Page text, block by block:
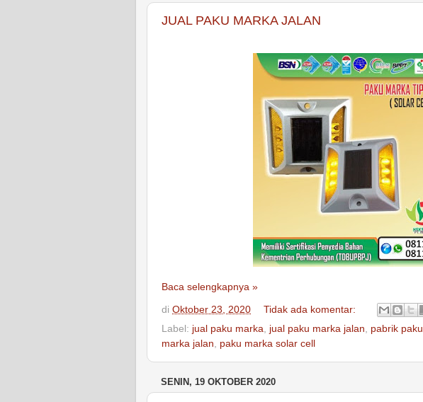
JUAL PAKU MARKA JALAN
Baca selengkapnya »
di Oktober 23, 2020
Tidak ada komentar:
Label: jual paku marka, jual paku marka jalan, pabrik
marka jalan, paku marka solar cell
SENIN, 19 OKTOBER 2020